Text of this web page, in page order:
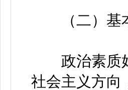
（二）基
政治素质好
社会主义方向